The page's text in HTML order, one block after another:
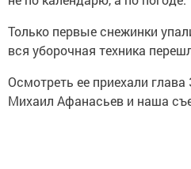
Только первые снежинки
вся уборочная техника
Осмотреть ее приехали
Михаил Афанасьев и наша